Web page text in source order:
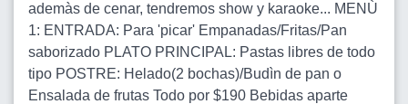
ademàs de cenar, tendremos show y karaoke... MENÙ
1: ENTRADA: Para 'picar' Empanadas/Fritas/Pan
saborizado PLATO PRINCIPAL: Pastas libres de todo
tipo POSTRE: Helado(2 bochas)/Budìn de pan o
Ensalada de frutas Todo por $190 Bebidas aparte